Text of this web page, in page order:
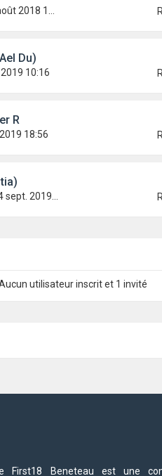
2018 11:23
Du)
10:16
R
18:56
2019 19:19
utilisateur inscrit et 1 invité
First18 Beneteau est une